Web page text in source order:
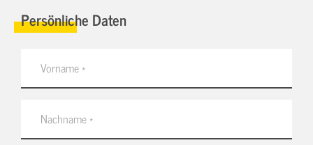
Persönliche Daten